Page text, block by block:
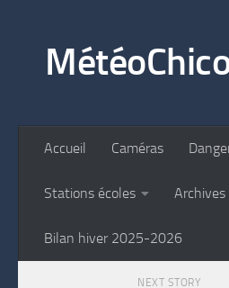
Accueil Caméras
Stations écoles Archives
Bilan hiver 2025-2026
NEXT STORY